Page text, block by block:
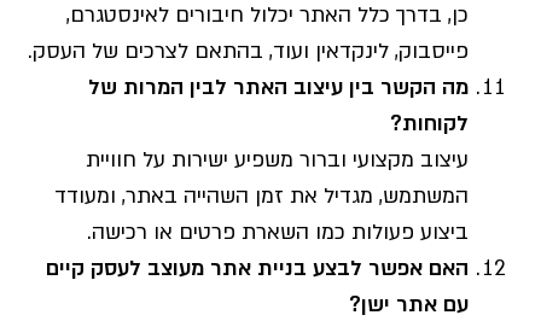
כן, בדרך כלל האתר יכלול חיבורים לאינסטגרם,
פייסבוק, לינקדאין ועוד, בהתאם לצרכים של העסק.
מה הקשר בין עיצוב האתר לבין המרות של
לקוחות?
עיצוב מקצועי וברור משפיע ישירות על חוויית
המשתמש, מגדיל את זמן השהייה באתר, ומעודד
ביצוע פעולות כמו השארת פרטים או רכישה.
האם אפשר לבצע בניית אתר מעוצב לעסק קיים
עם אתר ישן?